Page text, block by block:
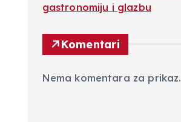
gastronomiju i glazbu
Komentari
Nema komentara za prikaz.